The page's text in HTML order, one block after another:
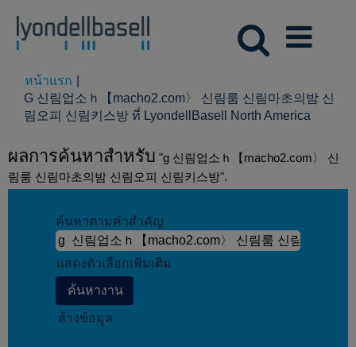
หน้าแรก
G 신림업소ｈ【macho2.com〉 신림룸 신림마초의밤 신
림오피 신림키스방 ที่ LyondellBasell North America
ผลการค้นหาสำหรับ "g 신림업소ｈ【macho2.com〉 신
림룸 신림마초의밤 신림오피 신림키스방".
ค้นหาตามคำสำคัญ
แสดงตัวเลือกเพิ่มเติม
ล้างข้อมูล